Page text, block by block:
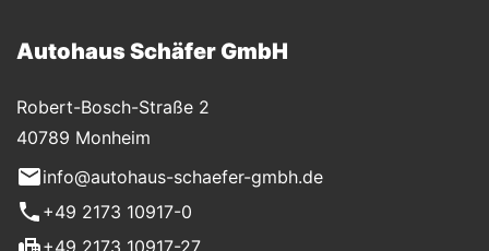
Autohaus Schäfer GmbH
Robert-Bosch-Straße 2
40789 Monheim
info@autohaus-schaefer-gmbh.de
+49 2173 10917-0
+49 2173 10917-27